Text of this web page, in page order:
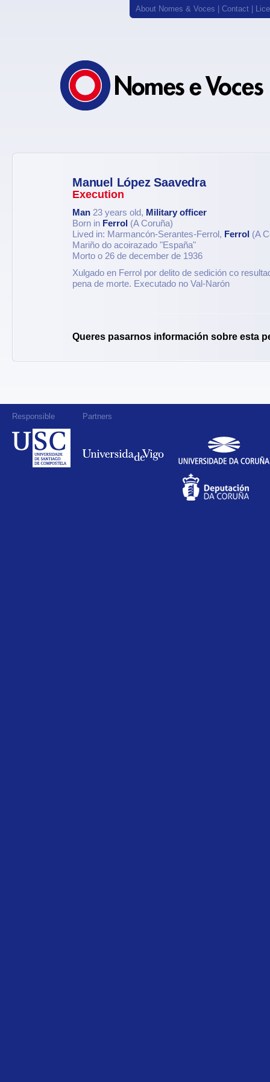
About Nomes & Voces Contact
Manuel López Saavedra
Execution
Man 23 years old, Military officer
Born in Ferrol (A Coruña)
Lived in: Marmancón-Serantes-Ferrol, Ferrol (A
Mariño do acoirazado "España"
Morto o 26 de december de 1936
Xulgado en Ferrol por delito de sedición co
pena de morte. Executado no Val-Narón
Queres pasarnos información sobre esta
Responsible Partners